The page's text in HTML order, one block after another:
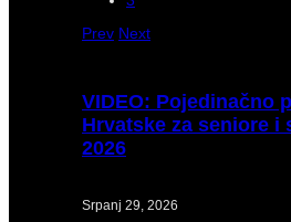
Prev Next
VIDEO: Pojedinačno
Hrvatske za seniore i
2026
Srpanj 29, 2026